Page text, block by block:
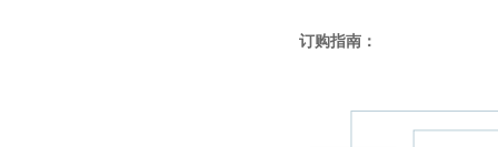
订购指南：